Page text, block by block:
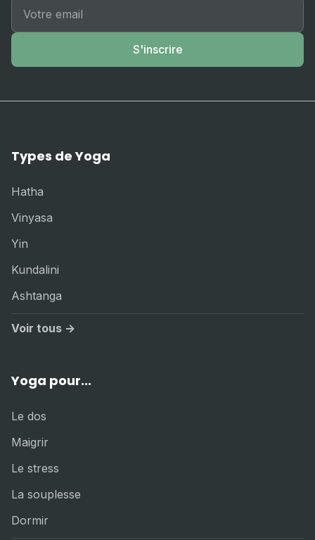
S'inscrire
Types de Yoga
Hatha
Vinyasa
Yin
Kundalini
Ashtanga
Voir tous →
Yoga pour...
Le dos
Maigrir
Le stress
La souplesse
Dormir